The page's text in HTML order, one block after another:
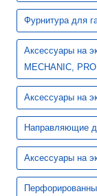
Фурнитура для
Аксессуары на
MECHANIC,
Аксессуары на
Направляющие
Аксессуары на